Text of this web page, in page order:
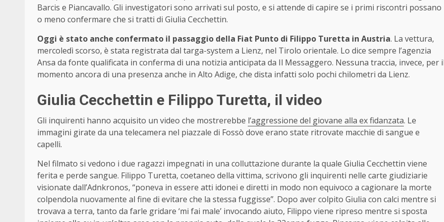
Barcis e Piancavallo. Gli investigatori sono arrivati sul posto, e si attende di capire se i primi riscontri possano
o meno confermare che si tratti di Giulia Cecchettin.
Oggi è stato anche confermato il passaggio della Fiat Punto di Filippo Turetta in Austria. La vettura,
mercoledì scorso, è stata registrata dal targa-system a Lienz, nel Tirolo orientale. Lo dice sempre l’agenzia
Ansa da fonte qualificata in conferma di una notizia anticipata da Il Messaggero. Nessuna traccia, invece, per
momento ancora di una presenza anche in Alto Adige, che dista infatti solo pochi chilometri da Lienz.
Giulia Cecchettin e Filippo Turetta, il video
Gli inquirenti hanno acquisito un video che mostrerebbe l’aggressione del giovane alla ex fidanzata. Le
immagini girate da una telecamera nel piazzale di Fossò dove erano state ritrovate macchie di sangue e
capelli.
Nel filmato si vedono i due ragazzi impegnati in una colluttazione durante la quale Giulia Cecchettin viene
ferita e perde sangue. Filippo Turetta, coetaneo della vittima, scrivono gli inquirenti nelle carte giudiziarie
visionate dall’Adnkronos, “poneva in essere atti idonei e diretti in modo non equivoco a cagionare la morte
colpendola nuovamente al fine di evitare che la stessa fuggisse”. Dopo aver colpito Giulia con calci mentre si
trovava a terra, tanto da farle gridare ‘mi fai male’ invocando aiuto, Filippo viene ripreso mentre si sposta